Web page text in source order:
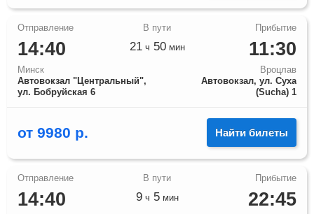
14:40
Минск
Автовокзал "Центральный",
ул. Бобруйская 6
11:30
Вроцлав
Автовокзал, ул. Суха
(Sucha) 1
21ч 50мин
от 9980 р. Найти билеты
14:40 22:45
9ч 5мин